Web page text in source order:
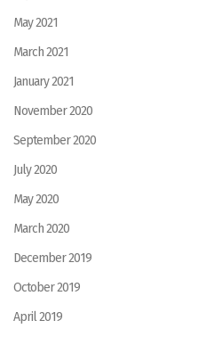
May 2021
March 2021
January 2021
November 2020
September 2020
July 2020
May 2020
March 2020
December 2019
October 2019
April 2019